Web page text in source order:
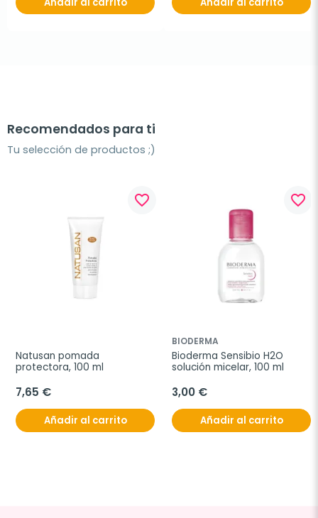
Añadir al carrito Añadir al carrito
Recomendados para ti
Tu selección de productos ;)
favorite_border
Natusan pomada
protectora, 100 ml
7,65 €
Añadir al carrito
favorite_border
BIODERMA
Bioderma Sensibio H2O
solución micelar, 100 ml
3,00 €
Añadir al carrito